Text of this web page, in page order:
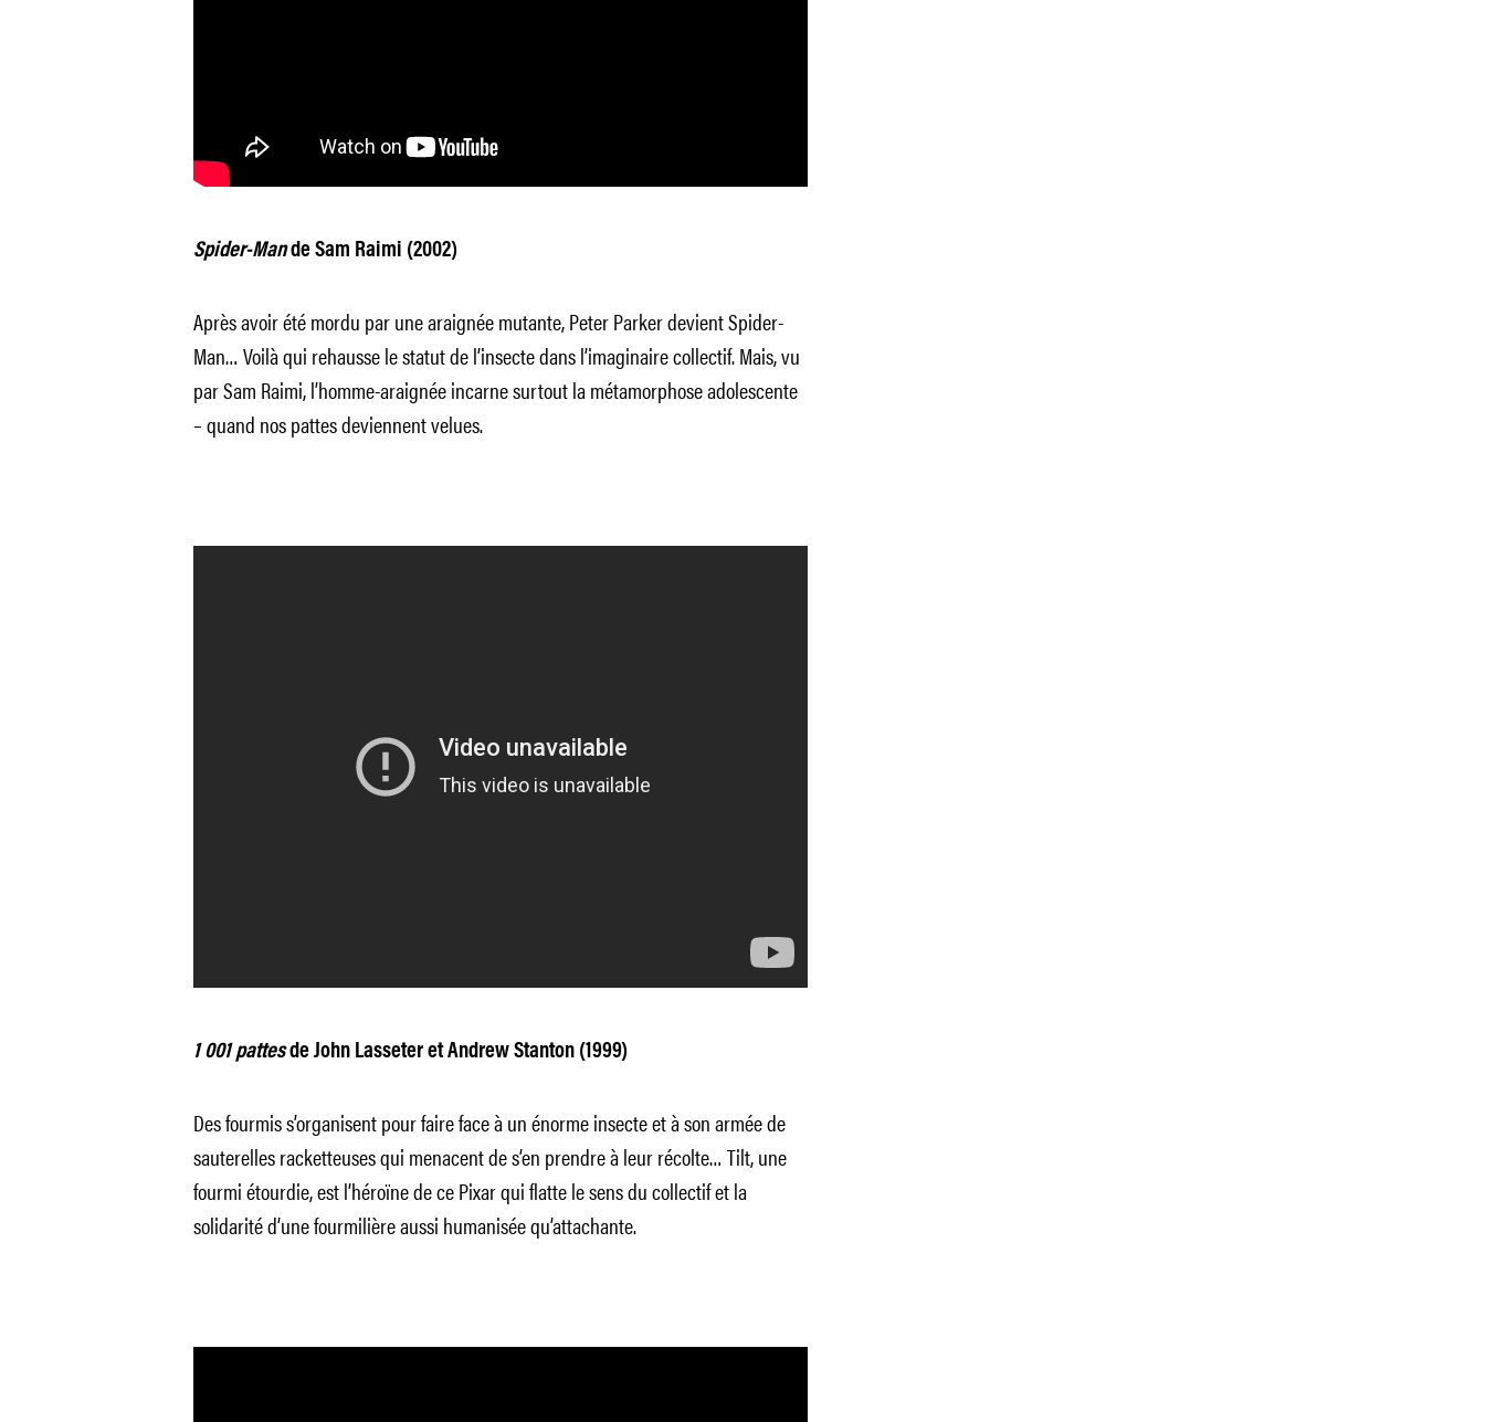
Spider-Mande Sam Raimi (2002)
Après avoir été mordu par une araignée mutante, Peter Parker devient Spider-
Man… Voilà qui rehausse le statut de l’insecte dans l’imaginaire collectif. Mais, vu
par Sam Raimi, l’homme-araignée incarne surtout la métamorphose adolescente
– quand nos pattes deviennent velues.
1 001 pattesde John Lasseter et Andrew Stanton (1999)
Des fourmis s’organisent pour faire face à un énorme insecte et à son armée de
sauterelles racketteuses qui menacent de s’en prendre à leur récolte… Tilt, une
fourmi étourdie, est l’héroïne de ce Pixar qui flatte le sens du collectif et la
solidarité d’une fourmilière aussi humanisée qu’attachante.